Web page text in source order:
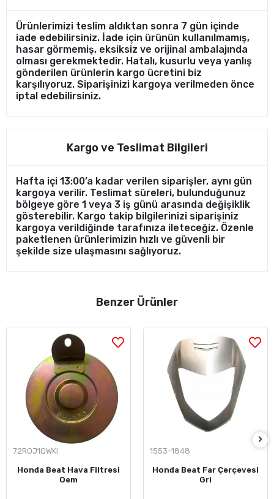
Ürünlerimizi teslim aldıktan sonra 7 gün içinde
iade edebilirsiniz. İade için ürünün kullanılmamış,
hasar görmemiş, eksiksiz ve orijinal ambalajında
olması gerekmektedir. Hatalı, kusurlu veya yanlış
gönderilen ürünlerin kargo ücretini biz
karşılıyoruz. Siparişinizi kargoya verilmeden önce
iptal edebilirsiniz.
Kargo ve Teslimat Bilgileri
Hafta içi 13:00’a kadar verilen siparişler, aynı gün
kargoya verilir. Teslimat süreleri, bulunduğunuz
bölgeye göre 1 veya 3 iş günü arasında değişiklik
gösterebilir. Kargo takip bilgilerinizi siparişiniz
kargoya verildiğinde tarafınıza ileteceğiz. Özenle
paketlenen ürünlerimizin hızlı ve güvenli bir
şekilde size ulaşmasını sağlıyoruz.
Benzer Ürünler
72ROJ1QWKI
Honda Beat Hava Filtresi
Oem
1553-1848
Honda Beat Far Çerçevesi
Gri